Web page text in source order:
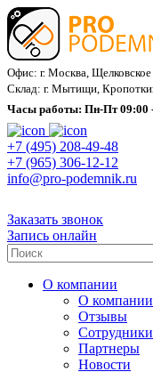
Офис: г. Москва,
Склад: г. Мытищи,
Часы работы: Пн-Пт 09:00
+7 (495) 208-49-48
+7 (965) 306-12-12
info@pro-podemnik.ru
Заказать звонок
Запись онлайн
О компании
О компании
Отзывы
Сотрудники
Партнеры
Новости